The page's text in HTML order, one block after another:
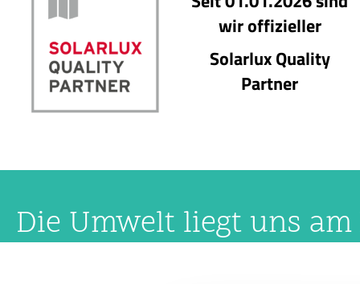
wir offizieller
Solarlux Quality
Partner
Die Umwelt liegt uns